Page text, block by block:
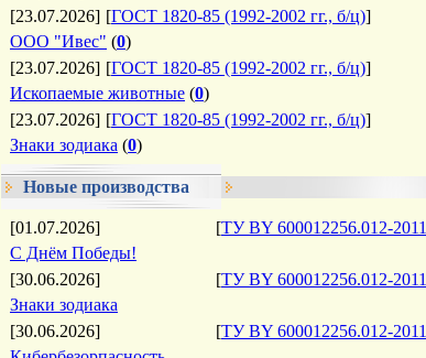
[23.07.2026] [ГОСТ 1820-85 (1992-2002 гг., б/ц)]
ООО "Ивес" (0)
[23.07.2026] [ГОСТ 1820-85 (1992-2002 гг., б/ц)]
Ископаемые животные (0)
[23.07.2026] [ГОСТ 1820-85 (1992-2002 гг., б/ц)]
Знаки зодиака (0)
Новые производства
[01.07.2026] [ТУ BY 600012256.012-2011
С Днём Победы!
[30.06.2026]
[ТУ BY 600012256.012-2011
Знаки зодиака
[30.06.2026]
[ТУ BY 600012256.012-2011